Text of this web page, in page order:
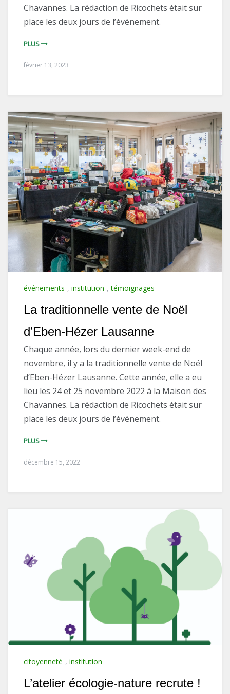
Chavannes. La rédaction de Ricochets était sur
place les deux jours de l’événement.
PLUS
février 13, 2023
événements , institution ,témoignages
La traditionnelle vente de Noël
d’Eben-Hézer Lausanne
Chaque année, lors du dernier week-end de
novembre, il y a la traditionnelle vente de Noël
d’Eben-Hézer Lausanne. Cette année, elle a eu
lieu les 24 et 25 novembre 2022 à la Maison des
Chavannes. La rédaction de Ricochets était sur
place les deux jours de l’événement.
PLUS
décembre 15, 2022
citoyenneté , institution
L’atelier écologie-nature recrute !